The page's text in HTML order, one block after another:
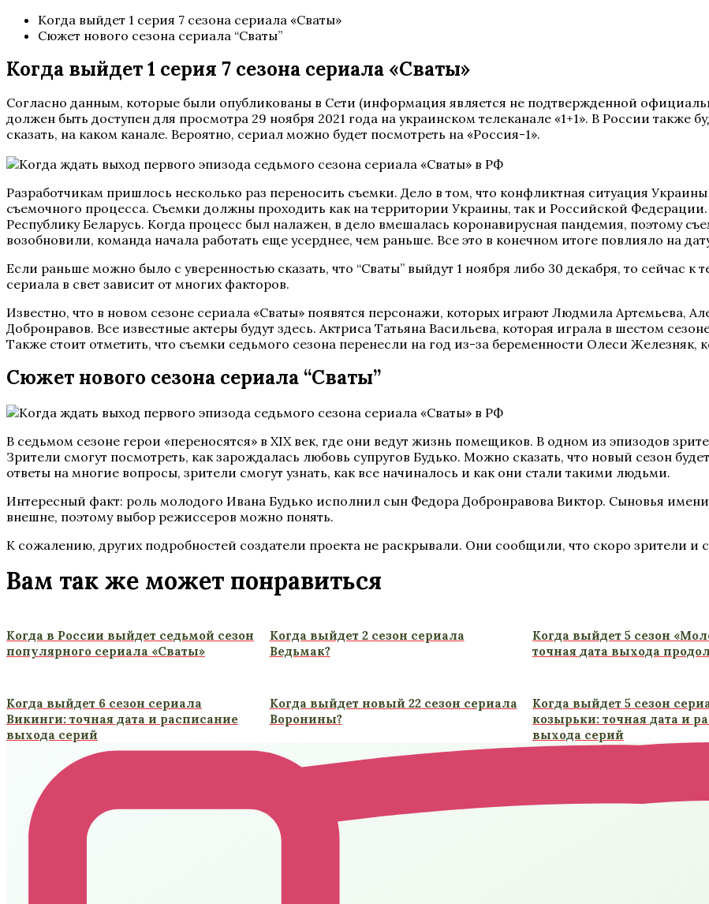
Когда выйдет 1 серия 7 сезона сериала «Сваты»
Сюжет нового сезона сериала “Сваты”
Когда выйдет 1 серия 7 сезона сериала «Сваты»
Согласно данным, которые были опубликованы в Сети (информация является не подтвержденной
должен быть доступен для просмотра 29 ноября 2021 года на украинском телеканале «1+1». В России также
сказать, на каком канале. Вероятно, сериал можно будет посмотреть на «Россия-1».
Разработчикам пришлось несколько раз переносить съемки. Дело в том, что конфликтная ситуация
съемочного процесса. Съемки должны проходить как на территории Украины, так и Российской
Республику Беларусь. Когда процесс был налажен, в дело вмешалась коронавирусная пандемия, поэтому
возобновили, команда начала работать еще усерднее, чем раньше. Все это в конечном итоге повлияло на
Если раньше можно было с уверенностью сказать, что “Сваты” выйдут 1 ноября либо 30 декабря, то сейчас
сериала в свет зависит от многих факторов.
Известно, что в новом сезоне сериала «Сваты» появятся персонажи, которых играют Людмила Артемьева,
Добронравов. Все известные актеры будут здесь. Актриса Татьяна Васильева, которая играла в шестом
Также стоит отметить, что съемки седьмого сезона перенесли на год из-за беременности Олеси Железняк,
Сюжет нового сезона сериала “Сваты”
В седьмом сезоне герои «переносятся» в XIX век, где они ведут жизнь помещиков. В одном из эпизодов
Зрители смогут посмотреть, как зарождалась любовь супругов Будько. Можно сказать, что новый сезон
ответы на многие вопросы, зрители смогут узнать, как все начиналось и как они стали такими людьми.
Интересный факт: роль молодого Ивана Будько исполнил сын Федора Добронравова Виктор. Сыновья
внешне, поэтому выбор режиссеров можно понять.
К сожалению, других подробностей создатели проекта не раскрывали. Они сообщили, что скоро зрители и
Вам так же может понравиться
Когда в России выйдет седьмой сезон
популярного сериала «Сваты»
Когда выйдет 2 сезон сериала
Ведьмак?
Когда выйдет 5 сезон
точная дата выхода
Когда выйдет 6 сезон сериала
Викинги: точная дата и расписание
выхода серий
Когда выйдет новый 22 сезон сериала
Воронины?
Когда выйдет 5 сезон
козырьки: точная дата и
выхода серий